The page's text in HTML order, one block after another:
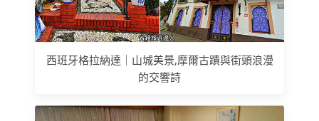
西班牙格拉納達｜山城美景,摩爾古蹟與街頭浪漫
的交響詩